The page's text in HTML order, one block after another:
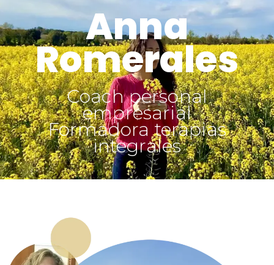
Anna
Romerales
Coach personal
empresarial
Formadora terapias
integrales